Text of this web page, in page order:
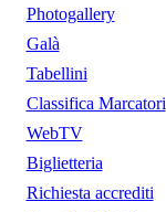
Photogallery
Galà
Tabellini
Classifica Marcatori
WebTV
Biglietteria
Richiesta accrediti